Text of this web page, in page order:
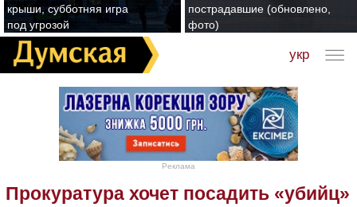
крыши, субботняя игра
под угрозой
пострадавшие (обновлено,
фото)
укр
Реклама
Прокуратура хочет посадить «убийц»